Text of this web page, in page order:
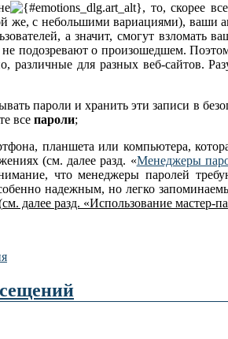
, то, скорее
же, с небольшими вариациями), ваши
а значит, смогут
подозревают о произошедшем.
для разных веб­-сайтов.
пароли и хранить эти записи в
все пароли;
планшета или компью­тера,
(см. далее разд. «Менеджеры
что менеджеры паролей
надежным, но легко
см. далее разд. «Использование мастер-